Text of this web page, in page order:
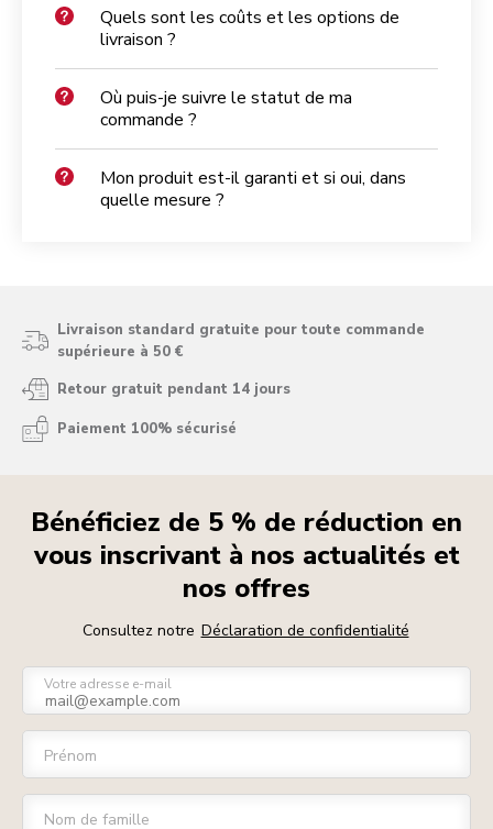
Quels sont les coûts et les options de
livraison ?
Où puis-je suivre le statut de ma
commande ?
Mon produit est-il garanti et si oui, dans
quelle mesure ?
Livraison standard gratuite pour toute commande
supérieure à 50 €
Retour gratuit pendant 14 jours
Paiement 100% sécurisé
Bénéficiez de 5 % de réduction en
vous inscrivant à nos actualités et
nos offres
Consultez notre Déclaration de confidentialité
Votre adresse e-mail
Prénom
Nom de famille